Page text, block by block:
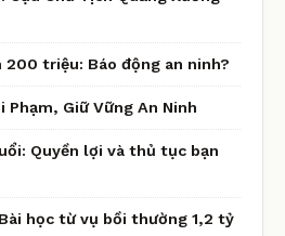
200 triệu: Báo động an ninh?
Phạm, Giữ Vững An Ninh
Quyền lợi và thủ tục bạn
học từ vụ bồi thường 1,2 tỷ